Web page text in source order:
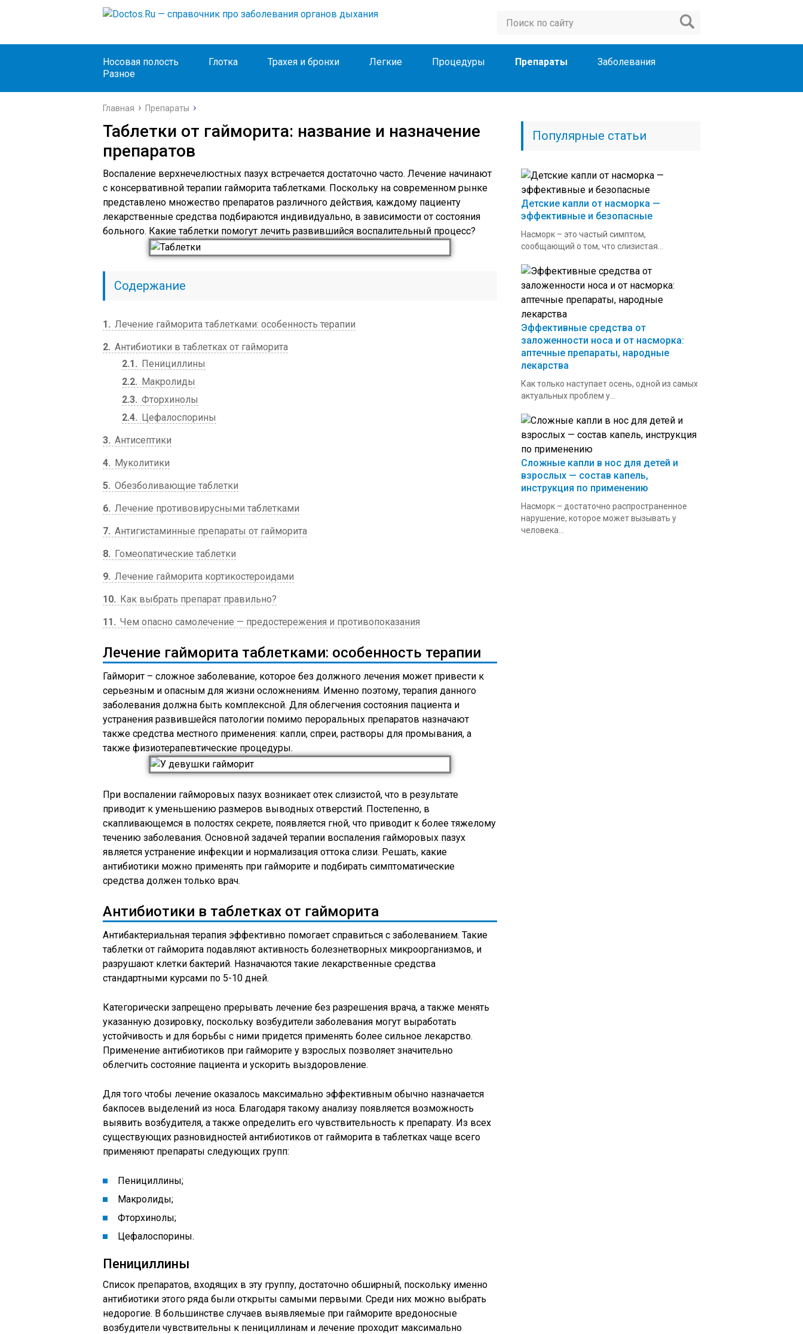
Носовая полость Глотка Трахея и бронхи Легкие Процедуры Препараты
Заболевания
Разное
Главная Препараты
Таблетки от гайморита: название и назначение
препаратов
Воспаление верхнечелюстных пазух встречается достаточно часто. Лечение начинают
с консервативной терапии гайморита таблетками. Поскольку на современном рынке
представлено множество препаратов различного действия, каждому пациенту
лекарственные средства подбираются индивидуально, в зависимости от состояния
больного. Какие таблетки помогут лечить развившийся воспалительный процесс?
Содержание
1
Лечение гайморита таблетками: особенность терапии
2 Антибиотики в таблетках от гайморита
2.1
Пенициллины
2.2
Макролиды
2.3 Фторхинолы
2.4
Цефалоспорины
3 Антисептики
4
Муколитики
5 Обезболивающие таблетки
6 Лечение противовирусными таблетками
7 Антигистаминные препараты от гайморита
8
Гомеопатические таблетки
9 Лечение гайморита кортикостероидами
10
Как выбрать препарат правильно?
11
Чем опасно самолечение — предостережения и противопоказания
Лечение гайморита таблетками: особенность терапии
Гайморит – сложное заболевание, которое без должного лечения может привести к
серьезным и опасным для жизни осложнениям. Именно поэтому, терапия данного
заболевания должна быть комплексной. Для облегчения состояния пациента и
устранения развившейся патологии помимо пероральных препаратов назначают
также средства местного применения: капли, спреи, растворы для промывания, а
также физиотерапевтические процедуры.
При воспалении гайморовых пазух возникает отек слизистой, что в результате
приводит к уменьшению размеров выводных отверстий. Постепенно, в
скапливающемся в полостях секрете, появляется гной, что приводит к более тяжелому
течению заболевания. Основной задачей терапии воспаления гайморовых пазух
является устранение инфекции и нормализация оттока слизи. Решать, какие
антибиотики можно применять при гайморите и подбирать симптоматические
средства должен только врач.
Антибиотики в таблетках от гайморита
Антибактериальная терапия эффективно помогает справиться с заболеванием. Такие
таблетки от гайморита подавляют активность болезнетворных микроорганизмов, и
разрушают клетки бактерий. Назначаются такие лекарственные средства
стандартными курсами по 5-10 дней.
Категорически запрещено прерывать лечение без разрешения врача, а также менять
указанную дозировку, поскольку возбудители заболевания могут выработать
устойчивость и для борьбы с ними придется применять более сильное лекарство.
Применение антибиотиков при гайморите у взрослых позволяет значительно
облегчить состояние пациента и ускорить выздоровление.
Для того чтобы лечение оказалось максимально эффективным обычно назначается
бакпосев выделений из носа. Благодаря такому анализу появляется возможность
выявить возбудителя, а также определить его чувствительность к препарату. Из всех
существующих разновидностей антибиотиков от гайморита в таблетках чаще всего
применяют препараты следующих групп:
Пенициллины;
Макролиды;
Фторхинолы;
Цефалоспорины.
Пенициллины
Список препаратов, входящих в эту группу, достаточно обширный, поскольку именно
антибиотики этого ряда были открыты самыми первыми. Среди них можно выбрать
недорогие. В большинстве случаев выявляемые при гайморите вредоносные
возбудители чувствительны к пенициллинам и лечение проходит максимально
Популярные статьи
Детские капли от насморка —
эффективные и безопасные
Насморк – это частый симптом,
сообщающий о том, что слизистая...
Эффективные средства от
заложенности носа и от насморка:
аптечные препараты, народные
лекарства
Как только наступает осень, одной из самых
актуальных проблем у...
Сложные капли в нос для детей и
взрослых — состав капель,
инструкция по применению
Насморк – достаточно распространенное
нарушение, которое может вызывать у
человека...